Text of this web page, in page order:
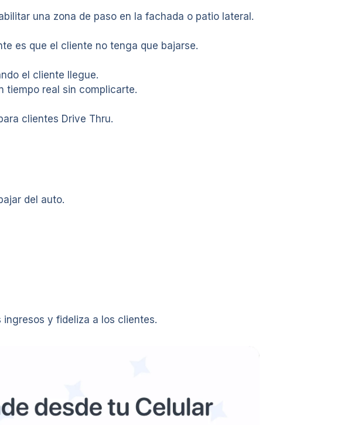
una zona de paso en la fachada o patio lateral.
es que el cliente no tenga que bajarse.
el cliente llegue.
tiempo real sin complicarte.
clientes Drive Thru.
del auto.
y fideliza a los clientes.